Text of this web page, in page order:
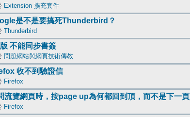
Extension 擴充套件
是不是要搞死Thunderbird？
Thunderbird
不能同步書簽
問題網站與網頁技術傳教
收不到驗證信
Firefox
流覽網頁時，按page up為何都回到頂，而不是下一頁
Firefox